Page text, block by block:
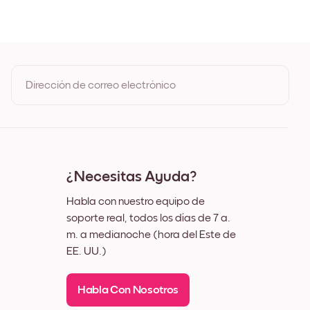
Dirección de correo electrónico
¿Necesitas Ayuda?
Habla con nuestro equipo de
soporte real, todos los días de 7 a.
m. a medianoche (hora del Este de
EE. UU.)
Habla Con Nosotros